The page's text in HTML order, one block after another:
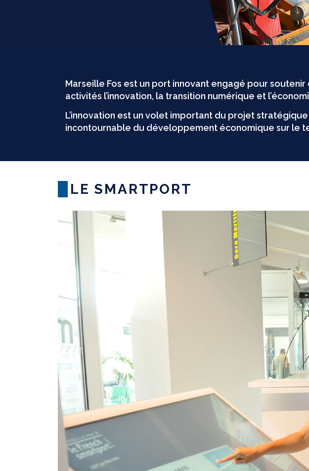
Marseille Fos est un port innovant engagé pour soutenir
activités l’innovation, la transition numérique et
L’innovation est un volet important du projet
incontournable du développement économique sur le
LE SMARTPORT